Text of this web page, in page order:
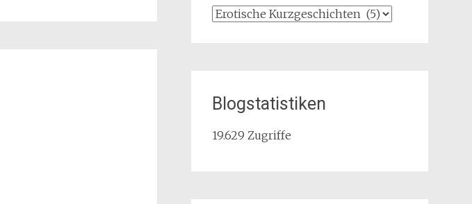
Kategorien
Blogstatistiken
19.629 Zugriffe